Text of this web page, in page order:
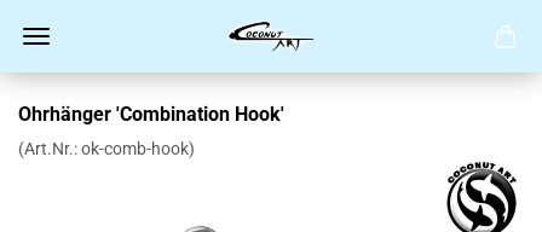
Ohrhänger 'Combination Hook'
(Art.Nr.:ok-comb-hook)